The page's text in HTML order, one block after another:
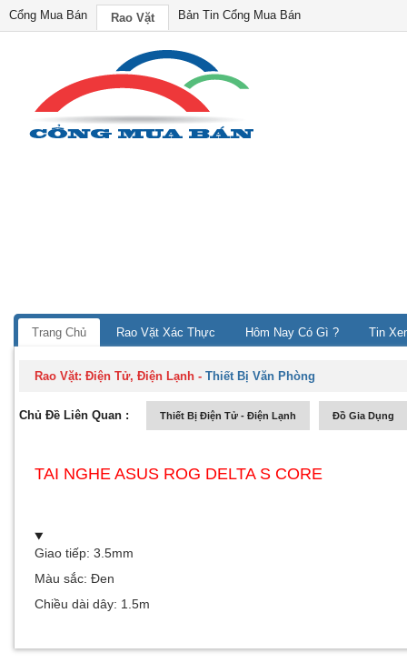
Cổng Mua Bán Rao Vặt Bản Tin Cổng Mua Bán
Trang Chủ Rao Vặt Xác Thực Hôm Nay Có Gì ? Tin
Rao Vặt:Điện Tử, Điện Lạnh -Thiết Bị Văn Phòng
Chủ Đề Liên Quan : Thiết Bị Điện Tử - Điện Lạnh Đồ Gia Dụng
TAI NGHE ASUS ROG DELTA S CORE
Giao tiếp: 3.5mm
Màu sắc: Đen
Chiều dài dây: 1.5m